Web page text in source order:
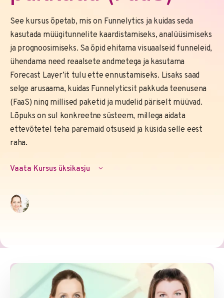
See kursus õpetab, mis on Funnelytics ja kuidas seda
kasutada müügitunnelite kaardistamiseks, analüüsimiseks
ja prognoosimiseks. Sa õpid ehitama visuaalseid funneleid,
ühendama need reaalsete andmetega ja kasutama
Forecast Layer’it tulu ette ennustamiseks. Lisaks saad
selge arusaama, kuidas Funnelyticsit pakkuda teenusena
(FaaS) ning millised paketid ja mudelid päriselt müüvad.
Lõpuks on sul konkreetne süsteem, millega aidata
ettevõtetel teha paremaid otsuseid ja küsida selle eest
raha.
Vaata Kursus üksikasju